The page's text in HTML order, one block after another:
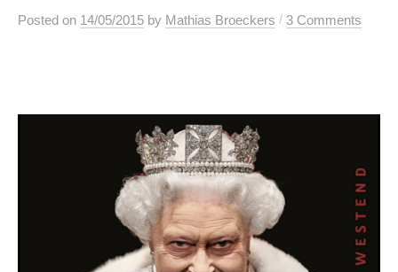
Posted on 14/05/2015 by Mathias Broeckers / 3 Comments